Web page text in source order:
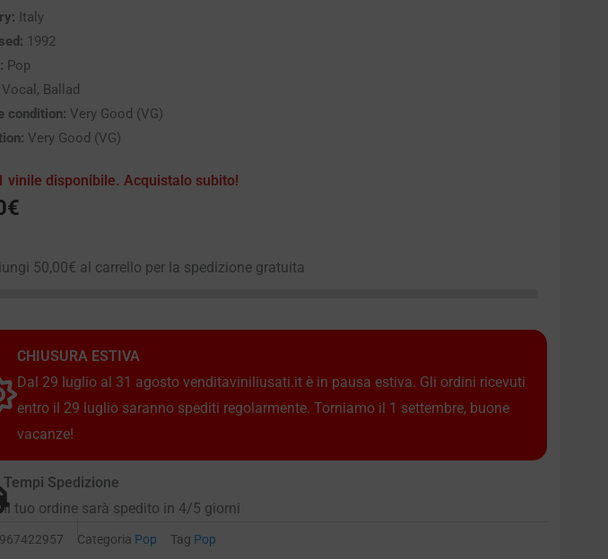
Italy
1992
Pop
Vocal, Ballad
condition: Very Good (VG)
Very Good (VG)
vinile disponibile. Acquistalo subito!
€
50,00€ al carrello per la spedizione gratuita
CHIUSURA ESTIVA
Dal 29 luglio al 31 agosto venditaviniliusati.it è in pausa estiva. Gli ordini ricevuti
entro il 29 luglio saranno spediti regolarmente. Torniamo il 1 settembre, buone
vacanze!
Tempi Spedizione
Il tuo ordine sarà spedito in 4/5 giorni
Categoria Pop Tag Pop